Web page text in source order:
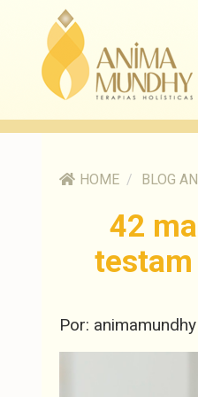
HOME / BLOG
42
testam
Por: animamundhy